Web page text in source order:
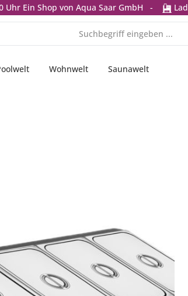
Uhr Ein Shop von Aqua Saar GmbH -
Wohnwelt Saunawelt